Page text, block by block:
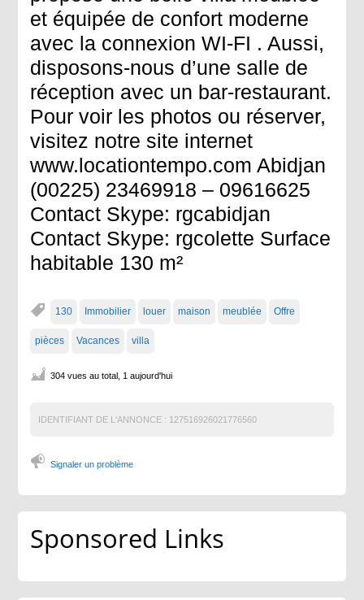
et équipée de confort moderne
avec la connexion WI-FI . Aussi,
disposons-nous d’une salle de
réception avec un bar-restaurant.
Pour voir les photos ou réserver,
visitez notre site internet
www.locationtempo.com Abidjan
(00225) 23469918 – 09616625
Contact Skype: rgcabidjan
Contact Skype: rgcolette Surface
habitable 130 m²
130 Immobilier louer maison meublée Offre
pièces Vacances villa
304 vues au total, 1 aujourd'hui
IDENTIFIANT DE L'ANNONCE : 127516926021776560
Signaler un problème
Sponsored Links